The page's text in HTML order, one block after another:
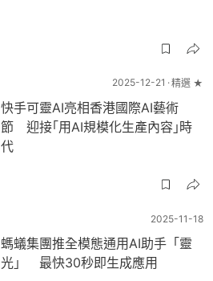
2025-12-21 精選 ★
快手可靈AI亮相香港國際AI藝術
節 迎接｢用AI規模化生產內容｣時
代
2025-11-18
螞蟻集團推全模態通用AI助手「靈
光」 最快30秒即生成應用